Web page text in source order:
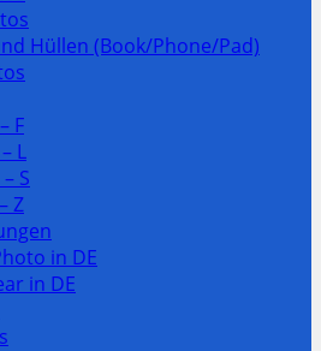
Hüllen (Book/Phone/Pad)
F
L
S
Z
in DE
in DE